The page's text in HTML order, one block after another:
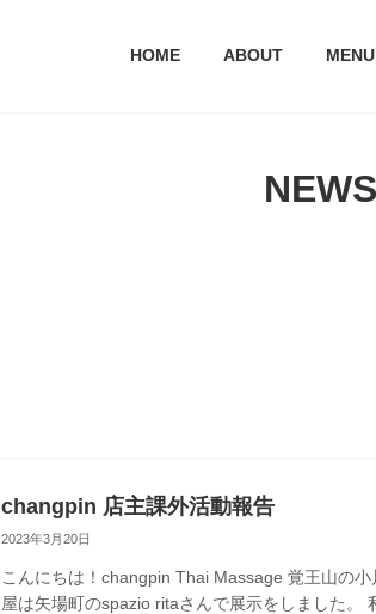
HOME ABOUT MENU
NEWS
changpin 店主課外活動報告
2023年3月20日
こんにちは！changpin Thai Massage 覚王山の
屋は矢場町のspazio ritaさんで展示をしました。